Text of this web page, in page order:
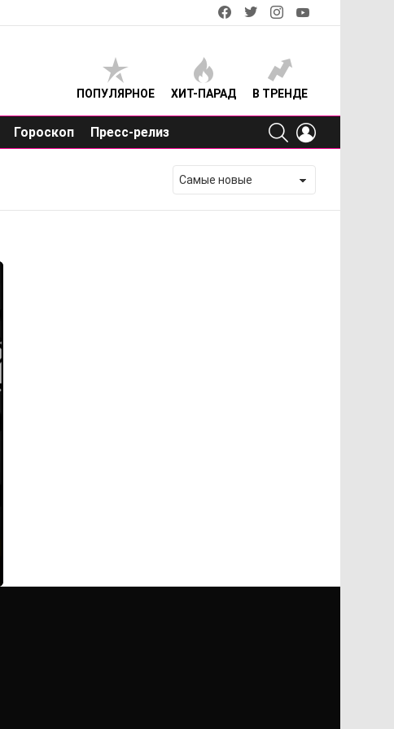
facebooktwitterinstagram
ПОПУЛЯРНОЕ ХИТ-ПАРАД В ТРЕНДЕ
Гороскоп Пресс-релиз
SEARCH